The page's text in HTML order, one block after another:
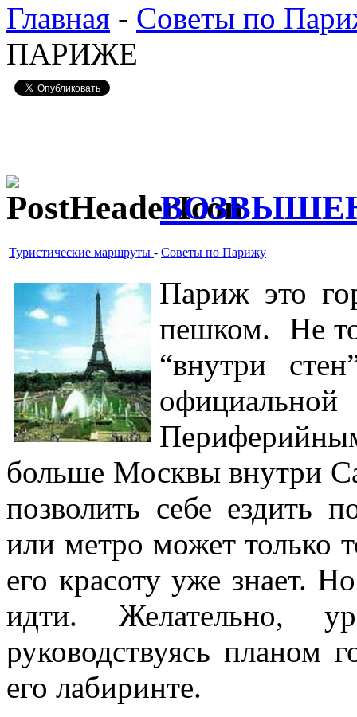
Главная - Советы по
ПАРИЖЕ
Туристические маршруты - Советы по Парижу
Париж это
пешком. Не
“внутри
больше Москвы внутри
позволить себе ездить
или метро может только
его красоту уже знает.
идти. Желательно,
руководствуясь планом
его лабиринте.